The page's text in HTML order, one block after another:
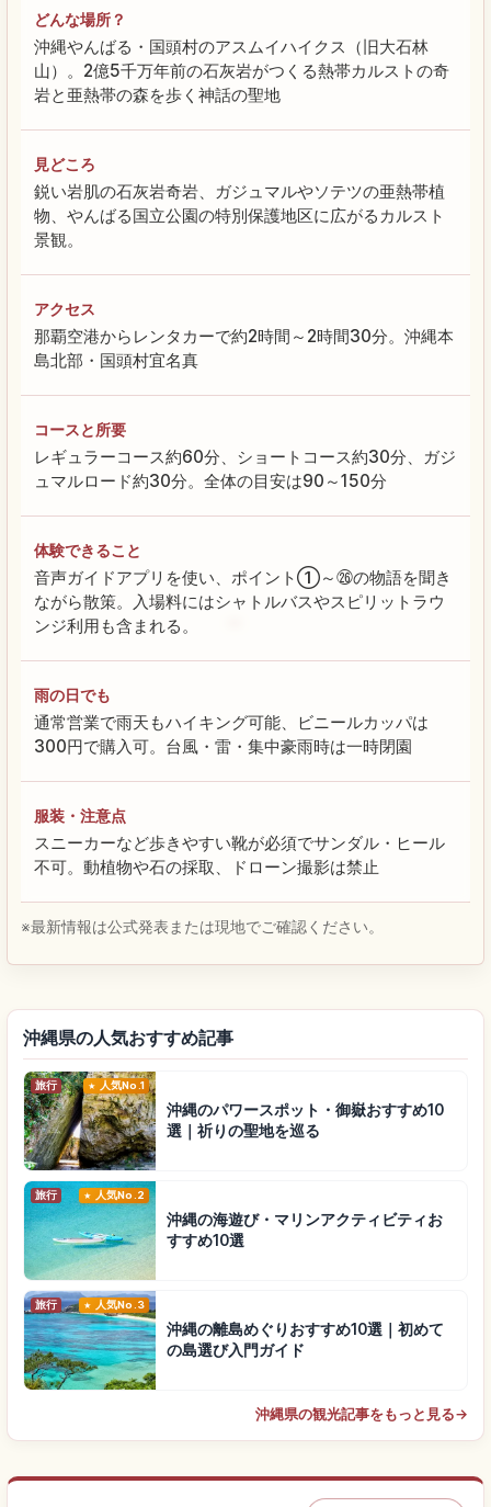
どんな場所？
沖縄やんばる・国頭村のアスムイハイクス（旧大石林
山）。2億5千万年前の石灰岩がつくる熱帯カルストの奇
岩と亜熱帯の森を歩く神話の聖地
見どころ
鋭い岩肌の石灰岩奇岩、ガジュマルやソテツの亜熱帯植
物、やんばる国立公園の特別保護地区に広がるカルスト
景観。
アクセス
那覇空港からレンタカーで約2時間～2時間30分。沖縄本
島北部・国頭村宜名真
コースと所要
レギュラーコース約60分、ショートコース約30分、ガジ
ュマルロード約30分。全体の目安は90～150分
体験できること
音声ガイドアプリを使い、ポイント①～㉖の物語を聞き
ながら散策。入場料にはシャトルバスやスピリットラウ
ンジ利用も含まれる。
雨の日でも
通常営業で雨天もハイキング可能、ビニールカッパは
300円で購入可。台風・雷・集中豪雨時は一時閉園
服装・注意点
スニーカーなど歩きやすい靴が必須でサンダル・ヒール
不可。動植物や石の採取、ドローン撮影は禁止
※最新情報は公式発表または現地でご確認ください。
沖縄県の人気おすすめ記事
旅行 人気No.1
沖縄のパワースポット・御嶽おすすめ10
選｜祈りの聖地を巡る
旅行 人気No.2
沖縄の海遊び・マリンアクティビティお
すすめ10選
旅行 人気No.3
沖縄の離島めぐりおすすめ10選｜初めて
の島選び入門ガイド
沖縄県の観光記事をもっと見る→